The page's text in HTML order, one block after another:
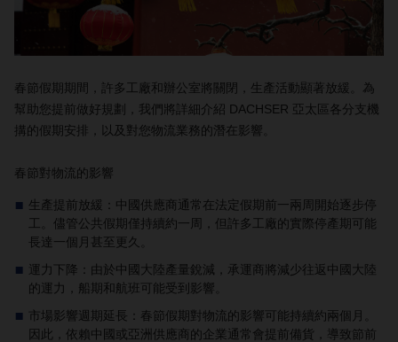
春節假期期間，許多工廠和辦公室將關閉，生產活動顯著放緩。為
幫助您提前做好規劃，我們將詳細介紹 DACHSER 亞太區各分支機
搆的假期安排，以及對您物流業務的潛在影響。
春節對物流的影響
生產提前放緩：中國供應商通常在法定假期前一兩周開始逐步停
工。儘管公共假期僅持續約一周，但許多工廠的實際停產期可能
長達一個月甚至更久。
運力下降：由於中國大陸產量銳減，承運商將減少往返中國大陸
的運力，船期和航班可能受到影響。
市場影響週期延長：春節假期對物流的影響可能持續約兩個月。
因此，依賴中國或亞洲供應商的企業通常會提前備貨，導致節前